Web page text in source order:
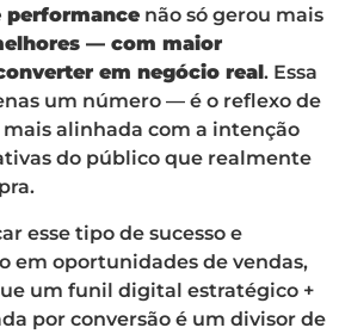
performance não só gerou mais
— com maior
em negócio real. Essa
um número — é o reflexo de
alinhada com a intenção
do público que realmente
esse tipo de sucesso e
em oportunidades de vendas,
um funil digital estratégico +
por conversão é um divisor de